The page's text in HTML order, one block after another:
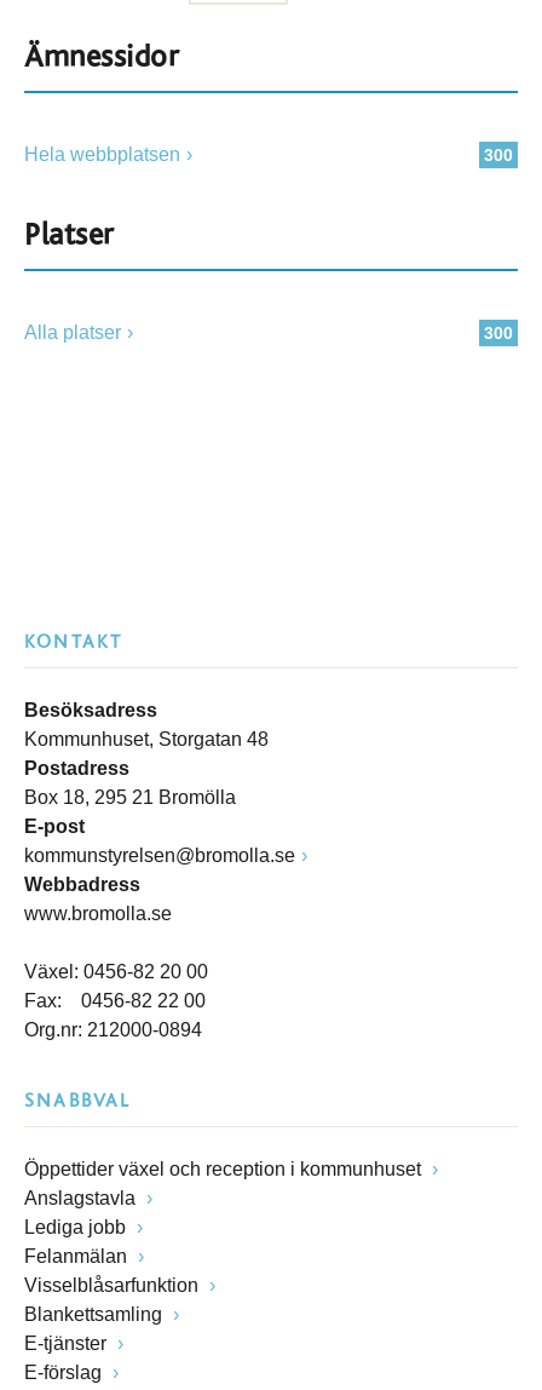
Ämnessidor
300
Hela webbplatsen
Platser
300
Alla platser
KONTAKT
Besöksadress
Kommunhuset, Storgatan 48
Postadress
Box 18, 295 21 Bromölla
E-post
kommunstyrelsen@bromolla.se
Webbadress
www.bromolla.se
Växel: 0456-82 20 00
Fax: 0456-82 22 00
Org.nr: 212000-0894
SNABBVAL
Öppettider växel och reception i kommunhuset
Anslagstavla
Lediga jobb
Felanmälan
Visselblåsarfunktion
Blankettsamling
E-tjänster
E-förslag